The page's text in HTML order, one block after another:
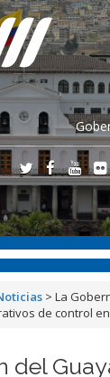
> La
de control
del